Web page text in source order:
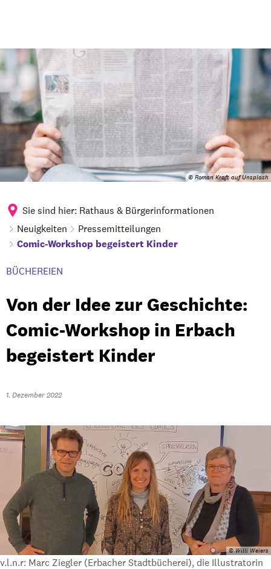
© Roman Kraft auf Unsplash
Sie sind hier: Rathaus & Bürgerinformationen
Neuigkeiten
Pressemitteilungen
Comic-Workshop begeistert Kinder
BÜCHEREIEN
Von der Idee zur Geschichte:
Comic-Workshop in Erbach
begeistert Kinder
1. Dezember 2022
© Willi Weiers
v.l.n.r: Marc Ziegler (Erbacher Stadtbücherei), die Illustratorin